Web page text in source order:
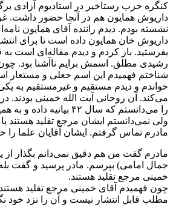
کنگره حزب رستاخیر در استادیوم آزادی
داریوش همایون هم در آنجا حضور داشت.
نشسته بودم. دیدم راننده آقای همایون
داریوش خان همایون داده است تا برای
بفرستید. باز کردم و دیدم مقاله‌ای است
رشیدی مطلق. اسمش برایم ناآشنا بود. چون
شناختم فهمیدم این اسم جعلی و مستعار
خواندم و دیدم مستقیم و غیرمستقیم به
می‌کند. آن روحانی آیت الله خمینی بودند.
را می‌دانستم که سال ۴۲
ولی نمی‌دانستم ایشان مرجع تقلید هستند یا
مادرم تماس گرفتم. ایشان آقایان علما
مادرم گفت من هم دقیق نمی‌دانم بگذار از
جمال امامی) بپرسم. مادر پرسید و گفت
خمینی مرجع تقلید هستند.
چون فهمیدم آقای خمینی مرجع تقلید هستند
مطلب قابل انتشار نیست و آن را نزد خود